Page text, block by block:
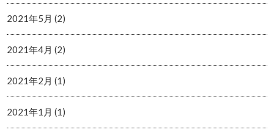
2021年5月 (2)
2021年4月 (2)
2021年2月 (1)
2021年1月 (1)